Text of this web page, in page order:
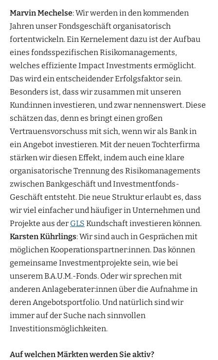
Marvin Mechelse: Wir werden in den kommenden
Jahren unser Fondsgeschäft organisatorisch
fortentwickeln. Ein Kernelement dazu ist der Aufbau
eines fondsspezifischen Risikomanagements,
welches effiziente Impact Investments ermöglicht.
Das wird ein entscheidender Erfolgsfaktor sein.
Besonders ist, dass wir zusammen mit unseren
Kund:innen investieren, und zwar nennenswert. Diese
schätzen das, denn es bringt einen großen
Vertrauensvorschuss mit sich, wenn wir als Bank in
ein Angebot investieren. Mit der neuen Tochterfirma
stärken wir diesen Effekt, indem auch eine klare
organisatorische Trennung des Risikomanagements
zwischen Bankgeschäft und Investmentfonds-
Geschäft entsteht. Die neue Struktur erlaubt es, dass
wir viel einfacher und häufiger in Unternehmen und
Projekte aus der GLS Kundschaft investieren können.
Karsten Kührlings: Wir sind auch in Gesprächen mit
möglichen Kooperationspartner:innen. Das können
gemeinsame Investmentprojekte sein, wie bei
unserem B.A.U.M.-Fonds. Oder wir sprechen mit
anderen Anlageberater:innen über die Aufnahme in
deren Angebotsportfolio. Und natürlich sind wir
immer auf der Suche nach sinnvollen
Investitionsmöglichkeiten.
Auf welchen Märkten werden Sie aktiv?